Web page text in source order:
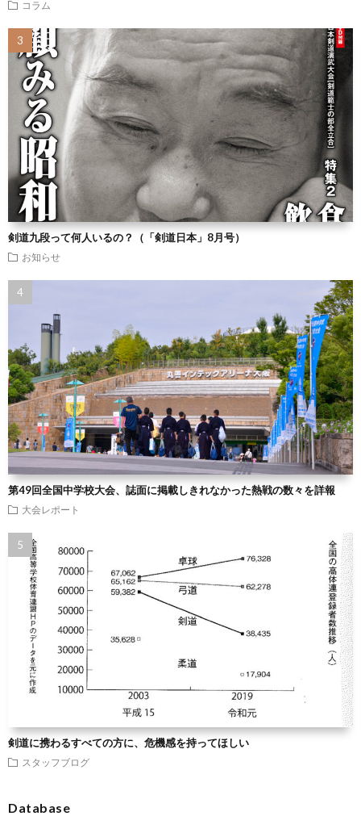
コラム
剣道九段って何人いるの？（「剣道日本」8月号）
お知らせ
第49回全国中学校大会、誌面に掲載しきれなかった熱戦の数々を詳報
大会レポート
剣道に携わるすべての方に、危機感を持ってほしい
スタッフブログ
Database